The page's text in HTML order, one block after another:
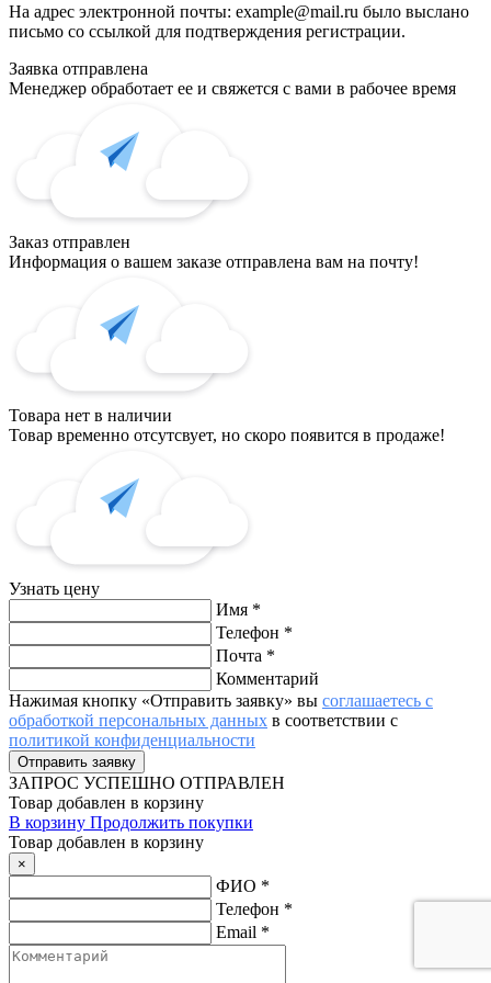
На адрес электронной почты: example@mail.ru было выслано
письмо со ссылкой для подтверждения регистрации.
Заявка отправлена
Менеджер обработает ее и свяжется с вами в рабочее время
Заказ отправлен
Информация о вашем заказе отправлена вам на почту!
Товара нет в наличии
Товар временно отсутсвует, но скоро появится в продаже!
Узнать цену
Имя *
Телефон *
Почта *
Комментарий
Нажимая кнопку «Отправить заявку» вы соглашаетесь с
обработкой персональных данных в соответствии с
политикой конфиденциальности
ЗАПРОС УСПЕШНО ОТПРАВЛЕН
Товар добавлен в корзину
В корзину Продолжить покупки
Товар добавлен в корзину
×
ФИО *
Телефон *
Email *